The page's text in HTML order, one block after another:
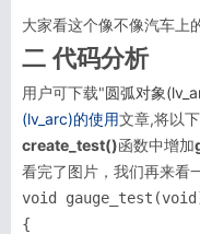
大家看这个像不像汽车上
二 代码分析
用户可下载"圆弧对象
(lv_arc)的使用文章,将以
create_test()函数中增加
看完了图片，我们再来看
void
{